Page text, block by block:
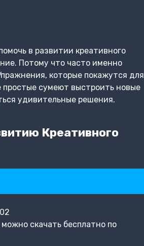
в развитии креативного
Потому что часто именно
которые покажутся для
сумеют выстроить новые
удивительные решения.
Креативного
скачать бесплатно по